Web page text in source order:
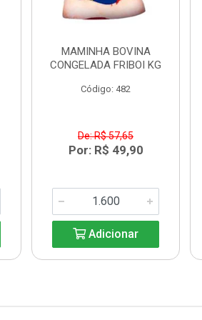
MAMINHA BOVINA
CONGELADA FRIBOI KG
Código: 482
De: R$ 57,65
Por: R$ 49,90
Adicionar